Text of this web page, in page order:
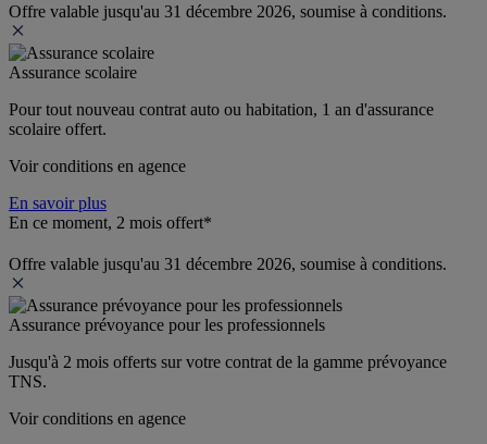
Offre valable jusqu'au 31 décembre 2026, soumise à conditions.
Assurance scolaire
Pour tout nouveau contrat auto ou habitation, 1 an d'assurance
scolaire offert.
Voir conditions en agence
En savoir plus
En ce moment, 2 mois offert*
Offre valable jusqu'au 31 décembre 2026, soumise à conditions.
Assurance prévoyance pour les professionnels
Jusqu'à 2 mois offerts sur votre contrat de la gamme prévoyance
TNS.
Voir conditions en agence